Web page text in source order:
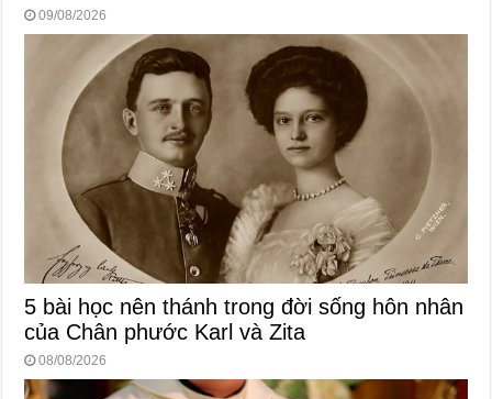
09/08/2026
5 bài học nên thánh trong đời sống hôn nhân
của Chân phước Karl và Zita
08/08/2026